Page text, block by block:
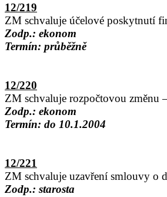
12/219
ZM schvaluje účelové poskytnutí
Zodp.: ekonom
Termín: průběžně
12/220
ZM schvaluje rozpočtovou změnu
Zodp.: ekonom
Termín: do 10.1.2004
12/221
ZM schvaluje uzavření smlouvy o
Zodp.: starosta